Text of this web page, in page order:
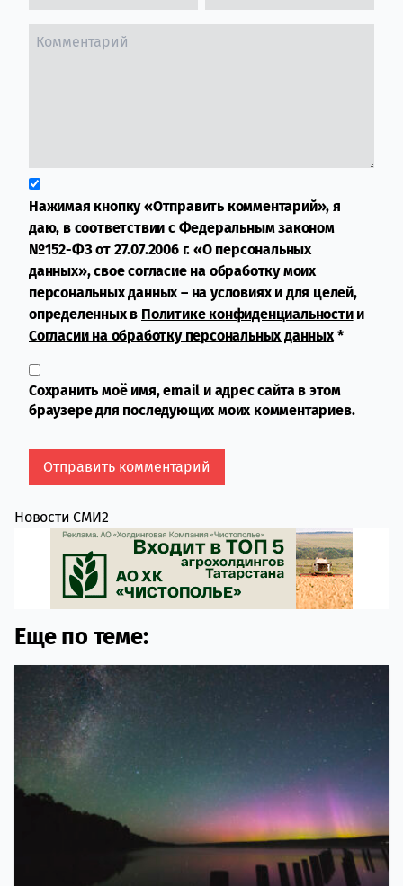
Нажимая кнопку «Отправить комментарий», я
даю, в соответствии с Федеральным законом
№152-ФЗ от 27.07.2006 г. «О персональных
данных», свое согласие на обработку моих
персональных данных – на условиях и для целей,
определенных в Политике конфиденциальностии
Согласии на обработку персональных данных*
Сохранить моё имя, email и адрес сайта в этом
браузере для последующих моих комментариев.
Новости СМИ2
Еще по теме: